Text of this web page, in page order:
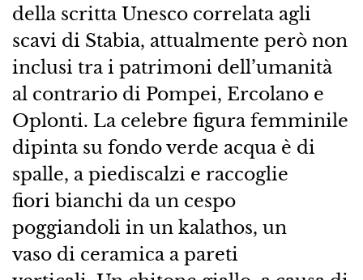
della scritta Unesco correlata agli
scavi di Stabia, attualmente però non
inclusi tra i patrimoni dell’umanità
al contrario di Pompei, Ercolano e
Oplonti. La celebre figura femminile
dipinta su fondo verde acqua è di
spalle, a piediscalzi e raccoglie
fiori bianchi da un cespo
poggiandoli in un kalathos, un
vaso di ceramica a pareti